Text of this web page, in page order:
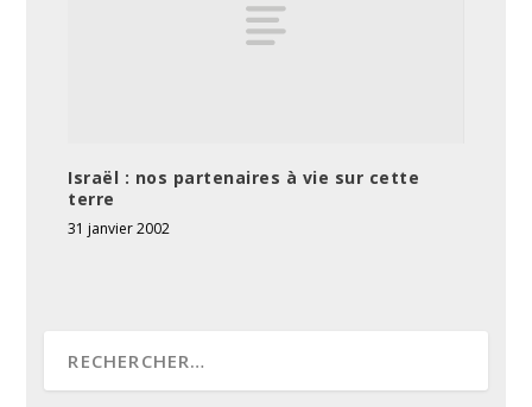
Israël : nos partenaires à vie sur cette
terre
31 janvier 2002